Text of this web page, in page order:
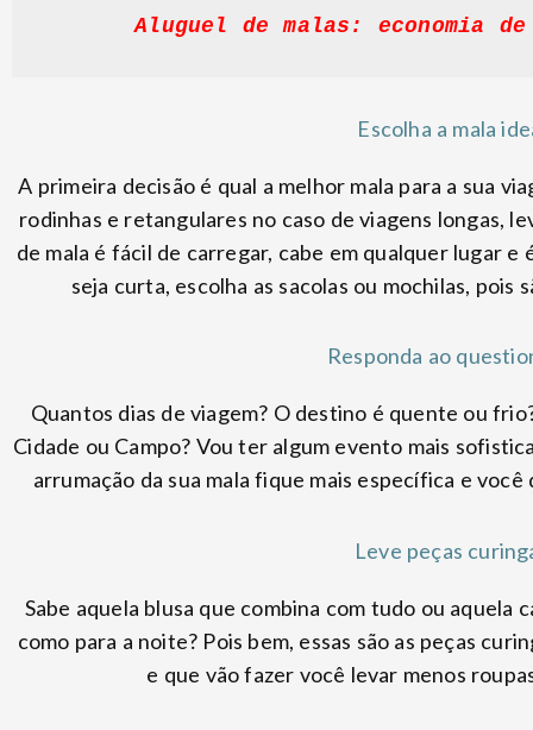
Aluguel de malas: economia
Escolha a mala
A primeira decisão é qual a melhor mala para a sua
rodinhas e retangulares no caso de viagens longas,
de mala é fácil de carregar, cabe em qualquer lugar e
seja curta, escolha as sacolas ou mochilas, pois
Responda ao
Quantos dias de viagem? O destino é quente ou
Cidade ou Campo? Vou ter algum evento mais
arrumação da sua mala fique mais específica e
Leve peças
Sabe aquela blusa que combina com tudo ou aquela
como para a noite? Pois bem, essas são as peças
e que vão fazer você levar menos